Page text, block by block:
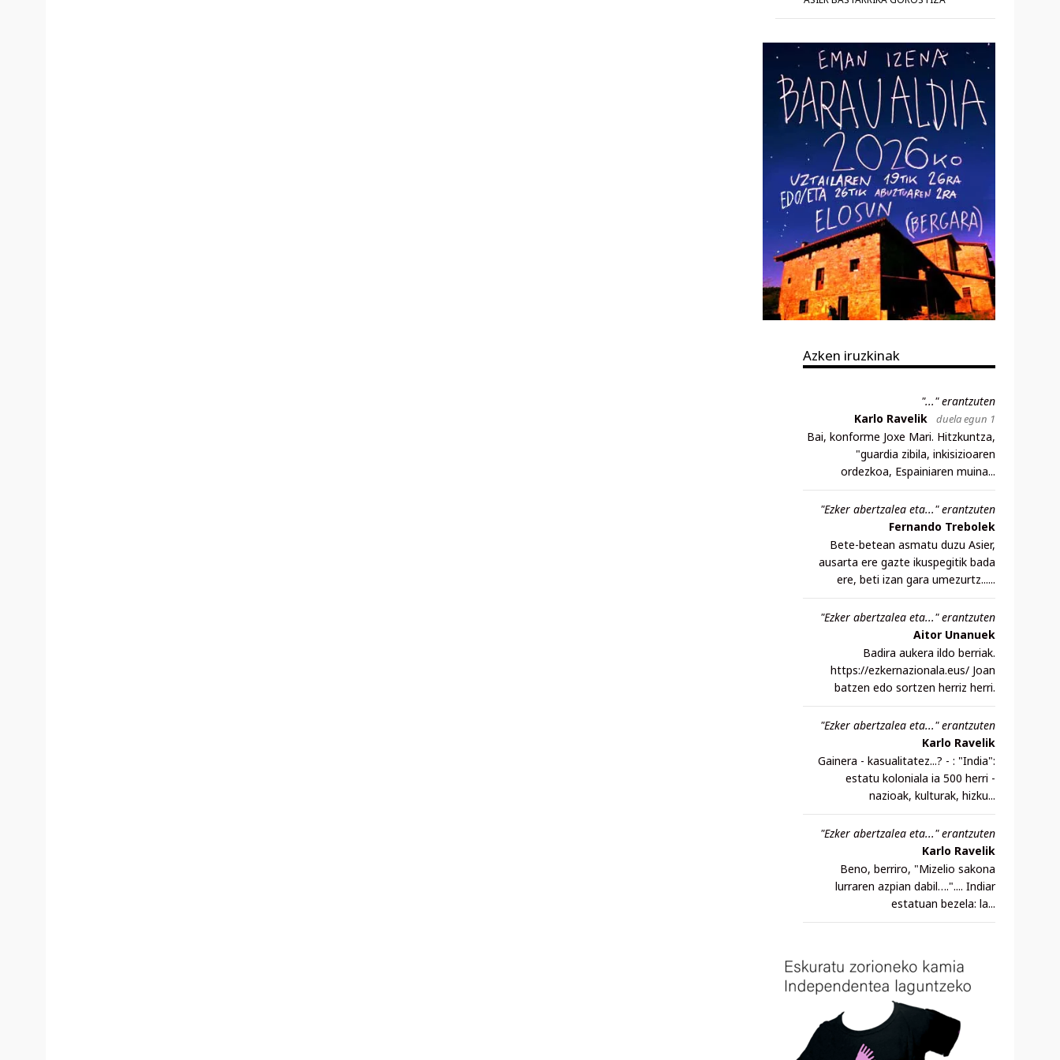
Azken iruzkinak
"..." erantzuten
Karlo Ravelik
duela egun 1
Bai, konforme Joxe Mari. Hitzkuntza,
"guardia zibila, inkisizioaren
ordezkoa, Espainiaren muina...
"Ezker abertzalea eta..." erantzuten
Fernando Trebolek
Bete-betean asmatu duzu Asier,
ausarta ere gazte ikuspegitik bada
ere, beti izan gara umezurtz......
"Ezker abertzalea eta..." erantzuten
Aitor Unanuek
Badira aukera ildo berriak.
https://ezkernazionala.eus/ Joan
batzen edo sortzen herriz herri.
"Ezker abertzalea eta..." erantzuten
Karlo Ravelik
Gainera - kasualitatez...? - : "India":
estatu koloniala ia 500 herri -
nazioak, kulturak, hizku...
"Ezker abertzalea eta..." erantzuten
Karlo Ravelik
Beno, berriro, "Mizelio sakona
lurraren azpian dabil….".... Indiar
estatuan bezela: la...